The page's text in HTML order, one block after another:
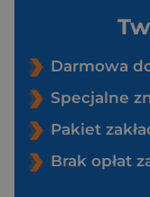
Darmowa
Specjalne
Pakiet
Brak opłat